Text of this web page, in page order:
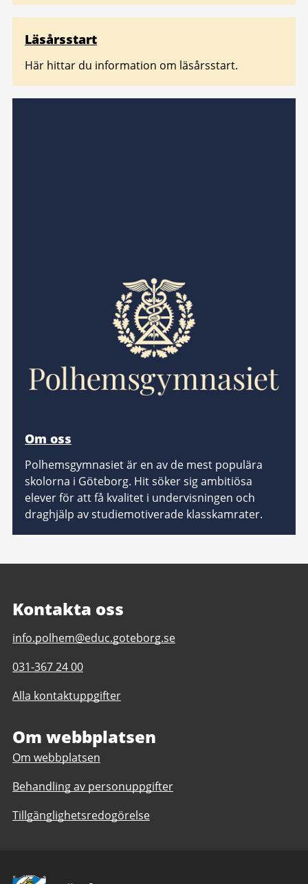
Läsårsstart
Här hittar du information om läsårsstart.
Om oss
Polhemsgymnasiet är en av de mest populära
skolorna i Göteborg. Hit söker sig ambitiösa
elever för att få kvalitet i undervisningen och
draghjälp av studiemotiverade klasskamrater.
Kontakta oss
E-
till
Polhemsgymnasiet
info.polhem@educ.goteborg.se
Telefonnummer
Polhemsgymnasiet
031-367 24 00
Alla kontaktuppgifter
Om webbplatsen
Om webbplatsen
Behandling av personuppgifter
Tillgänglighetsredogörelse